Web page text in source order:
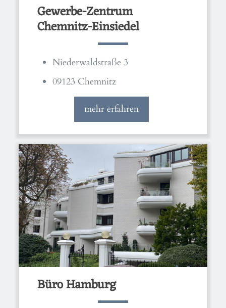
Gewerbe-Zentrum
Chemnitz-Einsiedel
Niederwaldstraße 3
09123 Chemnitz
mehr erfahren
Büro Hamburg